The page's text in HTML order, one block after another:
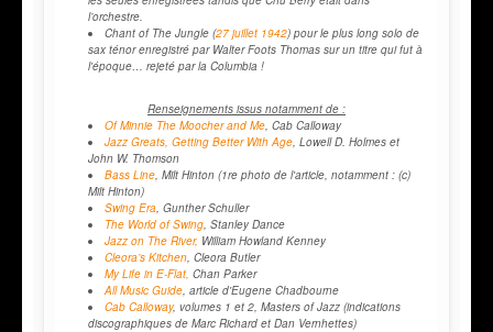
l’orchestre.
Chant of The Jungle (27 juillet 1942) pour le plus long solo de
sax ténor enregistré par Walter Foots Thomas sur un titre qui fut à
l'époque… rejeté par la Columbia !
Renseignements issus notamment de :
Of Minnie The Moocher and Me , Cab Calloway
Jazz Greats, Getting Better With Age , Lowell D. Holmes et
John W. Thomson
Bass Line , Milt Hinton (1re photo de l'article, notamment : (c)
Milt Hinton)
Swing Era , Gunther Schuller
The World of Swing , Stanley Dance
Jazz on The River, William Howland Kenney
Cleora’s Kitchen , Cleora Butler
My Life in E-Flat, Chan Parker
All Music Guide , article d'Eugene Chadbourne
Cab Calloway, volumes 1 et 2, Masters of Jazz (indications
discographiques de Marc Richard et Dan Vernhettes)